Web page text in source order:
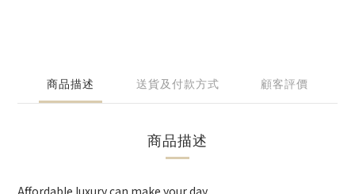
商品描述 送貨及付款方式 顧客評價
商品描述